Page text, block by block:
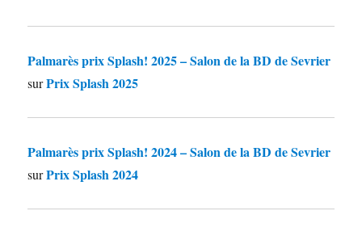
Palmarès prix Splash! 2025 – Salon de la BD de Sevrier
surPrix Splash 2025
Palmarès prix Splash! 2024 – Salon de la BD de Sevrier
surPrix Splash 2024